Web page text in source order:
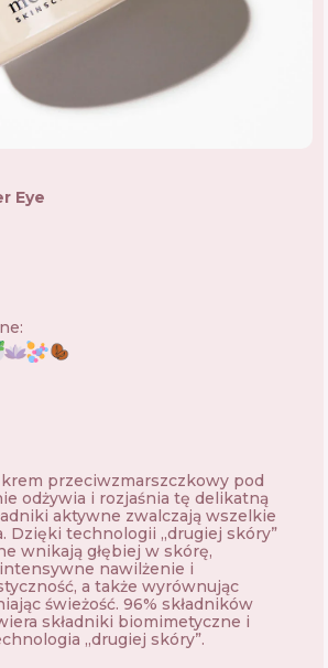
Eye
:
​​przeciwzmarszczkowy pod
odżywia i rozjaśnia tę delikatną
aktywne zwalczają wszelkie
Dzięki technologii „drugiej skóry”
wnikają głębiej w skórę,
nawilżenie i
a także wyrównując
świeżość. 96% składników
składniki biomimetyczne i
„drugiej skóry”.